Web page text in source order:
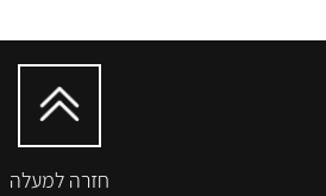
חזרה למעלה